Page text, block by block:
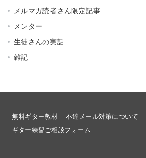
メルマガ読者さん限定記事
メンター
生徒さんの実話
雑記
無料ギター教材 不達メール対策について
ギター練習ご相談フォーム